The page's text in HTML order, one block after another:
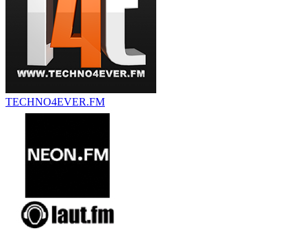
TECHNO4EVER.FM